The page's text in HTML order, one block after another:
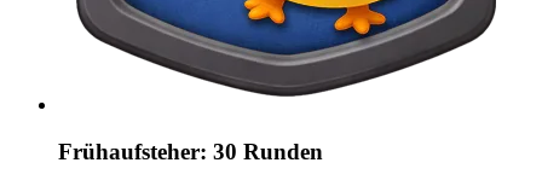
Frühaufsteher: 30 Runden